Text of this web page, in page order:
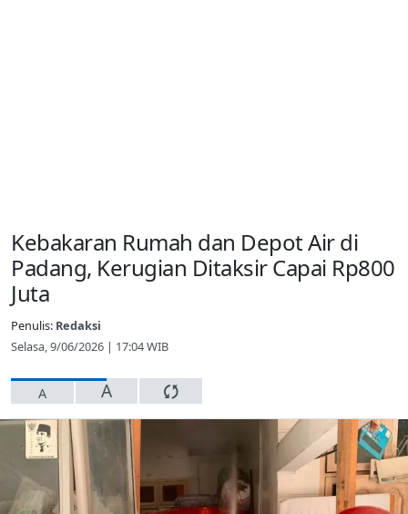
Kebakaran Rumah dan Depot Air di
Padang, Kerugian Ditaksir Capai Rp800
Juta
Penulis: Redaksi
Selasa, 9/06/2026 | 17:04 WIB
A A